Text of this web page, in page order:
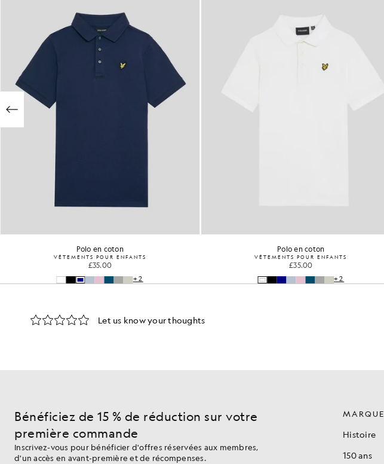
Polo en coton
VÊTEMENTS POUR ENFANTS
£35.00
+2
Polo en coton
VÊTEMENTS POUR ENFANTS
£35.00
+2
Bénéficiez de 15 % de réduction sur votre
première commande
Inscrivez-vous pour bénéficier d'offres réservées aux membres,
d'un accès en avant-première et de récompenses.
MARQUE
Histoire
150 ans